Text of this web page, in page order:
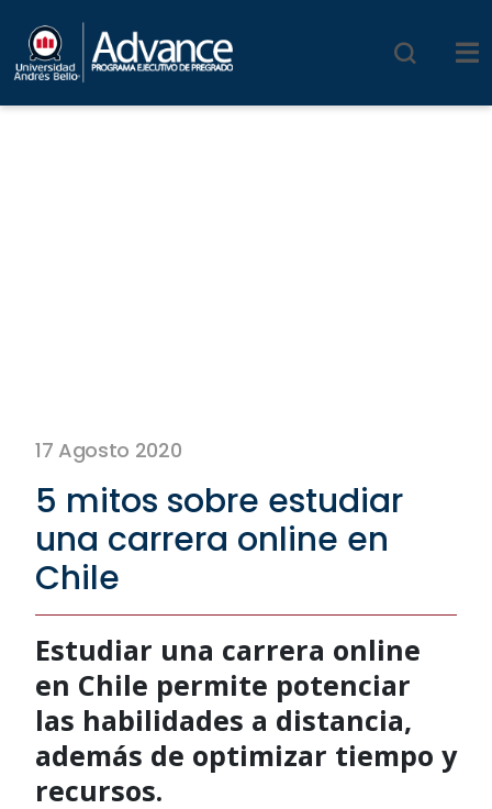
17 Agosto 2020
5 mitos sobre estudiar
una carrera online en
Chile
Estudiar una carrera online
en Chile permite potenciar
las habilidades a distancia,
además de optimizar tiempo y
recursos.